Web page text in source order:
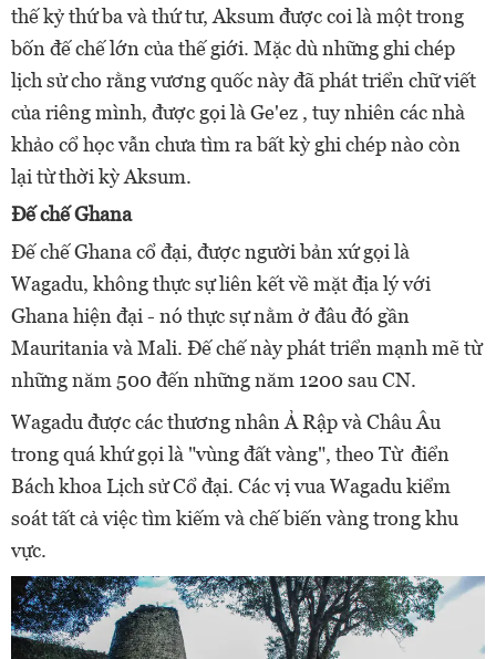
thế kỷ thứ ba và thứ tư, Aksum được coi là một trong
bốn đế chế lớn của thế giới. Mặc dù những ghi chép
lịch sử cho rằng vương quốc này đã phát triển chữ viết
của riêng mình, được gọi là Ge'ez , tuy nhiên các nhà
khảo cổ học vẫn chưa tìm ra bất kỳ ghi chép nào còn
lại từ thời kỳ Aksum.
Đế chế Ghana
Đế chế Ghana cổ đại, được người bản xứ gọi là
Wagadu, không thực sự liên kết về mặt địa lý với
Ghana hiện đại - nó thực sự nằm ở đâu đó gần
Mauritania và Mali. Đế chế này phát triển mạnh mẽ từ
những năm 500 đến những năm 1200 sau CN.
Wagadu được các thương nhân Ả Rập và Châu Âu
trong quá khứ gọi là "vùng đất vàng", theo Từ điển
Bách khoa Lịch sử Cổ đại. Các vị vua Wagadu kiểm
soát tất cả việc tìm kiếm và chế biến vàng trong khu
vực.